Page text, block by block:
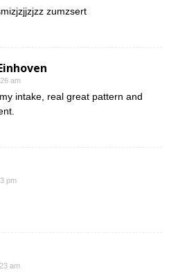
zumzsert
am
intake, real great pattern and
pm
am